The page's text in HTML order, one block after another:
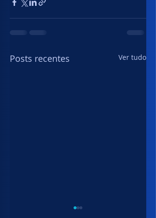
Posts recentes Ver tudo